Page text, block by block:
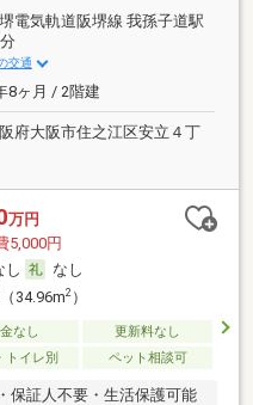
電気軌道阪堺線 我孫子道駅
交通
8ヶ月 / 2階建
府大阪市住之江区安立４丁
万円
5,000円
し
なし
34.96m2）
なし
更新料なし
トイレ別 ペット相談可
保証人不要・生活保護可能